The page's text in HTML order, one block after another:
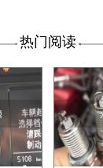
热门阅读